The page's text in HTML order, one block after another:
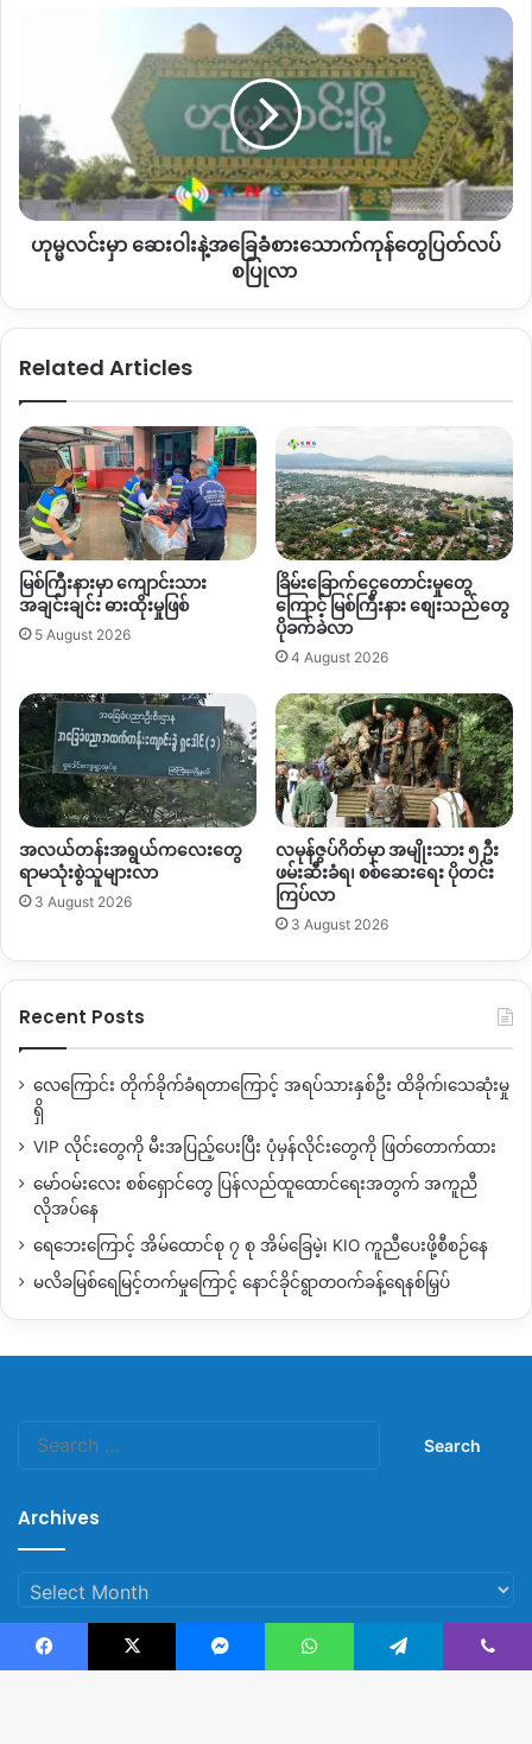
မြစ်ကြီးနားမြို့နေ အမျိုးသားလူငယ်တစ်ဦး
လေကြောင်းလိုင်းတွေ အကုန်ပြန်ပိတ်သွားတော့ အကုန်လုံးက ညီး
နေကြတယ်။ ဘာမှ မလုပ်တတ်သလို ဖြစ်သွားတယ်။ အကုန်လုံး
က လေယာဉ်တစ်မျိုးနဲ့ဘဲ သွားနေတာကို လေယာဉ်ပြန် ပိတ်သွား
တော့ ဘယ်မှမသွားတတ် မလုပ်တတ်နဲ့ အကုန်လုံးက။ ဘယ်လိုပြော
ရမလဲ ဟိုးအောက်ကို ပြန်ရောက်သွားသလို။ လေယာဉ်က ဘယ်
အကုန်လုံးက
တော့ လောလောဆယ် မြစ်ကြီးနားမှာ ဖြစ်နေတာက အကုန်ကြောက်
ပြီး စိုးရိမ်နေတယ်။ မြစ်ကြီးနားမှာ ဘယ်အချိန်တိုက်ပွဲ ဖြစ်မလဲဆိုတဲ့
စိတ်နဲ့ အကုန်လုံးက ကြောက်ပြီး
ကိုးရီးယားသွားဖို့ ပြင်ဆင်နေတဲ့ အမျိုးသမီးတစ်ဦး
“ကားနဲ့ သွားမယ်ဆိုရင် မလုံခြုံဘူးလေ။ လေယာဉ်နဲ့ဘဲ သွားရမှာ ။
အခုကျွန်မတို့ဆို ကိုးရီးယားသွားရတော့မှာ ရန်ကုန်တက်ရတော့မှာ
ကွာ ခုလို လေယာဉ်တွေ ပိတ်သွားတော့ ကျွန်မတို့က ဘယ်လိုမှ လုပ်
လို့မရနေဘူးကွာ။ ဘယ်လိုမှ လုပ်လို့မရတဲ့အတွက် ကားနဲ့ သွားမယ်
ဆိုရင်လည်း မလုံခြုံဘူး အရမ်းခက်ခဲတယ်။ သွားလာရေးလည်း ပို
ခက်လာတယ်။
ပစ္စည်းတွေ ပိုရင်လည်း
အရမ်းကြာတယ်လေ နှစ်ပတ်သုံးပတ်
ကြာတယ်။ အရမ်းမကောင်းဘူး လုံးဝမကောင်းဘူး။ လေယာဉ်
က
အမြန်ဖွင့်ရင်ကောင်းမယ်”
မြစ်ကြီးနားမြို့ခံ လူငယ်တစ်ဦး
“ကျွန်တော်ထင်တာက အဲလောက်အကြာကြီးတော့ သူတို့မပိတ်
လောက်ဘူးလို့ထင်တယ်။
ဘာလို့လဲဆိုတော့ သူတို့လည်း လေယာဉ်
နဲ့ဘဲ သွားလာနေတော့ အဲလောက်ကြာအောင်
ကျွန်တော်က ဒီအတောအတွင်း
လို့ ထင်တယ်။ သူတို့လည်း ခရီးသွားရမယ်ဆိုရင် လေယာဉ်နဲ့
ဘဲ ဖြစ်ဖြစ် သူတို့
မြစ်ကြီးနားမြို့ခံ အမျိုးသမီး လူငယ်တစ်ဦး
“ အခက်အခဲက အရမ်းများတယ်။ တကယ်လို့ ကိုယ်ပြန်ချင်တဲ့
အချိန်
အရေးပေါ် အခြေအနေတွေဆိုရင်
ဖြစ်လာတဲ့အချိန်တွေကြလို့
ရှိရင် ပြန်လို့မရတာပေါ့နော။ ကားလမ်းနဲ့ ပြန်ပြန်မယ်ဆိုရင်
လည်း
ကားလမ်းက
ကြောင့် အခုလောလောဆယ် သွားလာနေတာက လေယာဉ်နဲ့ပေါ့။
လေယာဉ်နဲ့ဆိုရင် မြန်ရောမြန်တယ်၊ လုံလည်းလုံခြုံတယ်။ အခုလို
မျိုး ပိတ်လိုက်တယ်ဆိုရင်က ကျွန်မတို့ ပြည်သူတွေအတွက် အရမ်း
တော့
အဆင်မပြေဘူး။
“လေယာဉ်နဲ့
တော့ ကျွန်တော်တို့
တော့ လေဆိပ် ပိတ်တာဖြစ်ဖြစ် မပိတ်တာဖြစ်ဖြစ် ဘာမှ မပြောင်းလဲ
ဘူး။
ဘာလို့ဆို ကျွန်တော်တို့ အများဆုံး သွားလာတာက
ပြည်ဘက်က သွားလာတယ်။ မန္တလေးလမ်းဘက်က သွားလာတယ်။
မှာ
ဆေးဝါး
နဲ့
အခြေခံ
စားသောက်ကုန်
တွေ
ပြတ်လပ်
ဟုမ္မလင်းမှာ ဆေးဝါးနဲ့အခြေခံစားသောက်ကုန်တွေပြတ်လပ်
စပြုလာ
Related Articles
မြစ်ကြီးနားမှာ ကျောင်းသား
အချင်းချင်း ဓားထိုးမှုဖြစ်
5 August 2026
ခြိမ်းခြောက်ငွေတောင်းမှုတွေ
ကြောင့် မြစ်ကြီးနား စျေးသည်တွေ
ပိုခက်ခဲလာ
4 August 2026
အလယ်တန်းအရွယ်ကလေးတွေ
ရာမသုံးစွဲသူများလာ
3 August 2026
လမုန်ဇွပ်ဂိတ်မှာ အမျိုးသား ၅ ဦး
ဖမ်းဆီးခံရ၊ စစ်ဆေးရေး ပိုတင်း
ကြပ်လာ
3 August 2026
Recent Posts
လေကြောင်း တိုက်ခိုက်ခံရတာကြောင့် အရပ်သားနှစ်ဦး ထိခိုက်၊သေဆုံးမှု
ရှိ
VIP လိုင်းတွေကို မီးအပြည့်ပေးပြီး ပုံမှန်လိုင်းတွေကို ဖြတ်တောက်ထား
မော်ဝမ်းလေး စစ်ရှောင်တွေ ပြန်လည်ထူထောင်ရေးအတွက် အကူညီ
လိုအပ်နေ
ရေဘေးကြောင့် အိမ်ထောင်စု ၇ စု အိမ်ခြေမဲ့၊ KIO ကူညီပေးဖို့စီစဉ်နေ
မလိခမြစ်ရေမြင့်တက်မှုကြောင့် နောင်ခိုင်ရွာတဝက်ခန့်ရေနစ်မြှပ်
Archives
Archives
Facebook X Messenger WhatsApp Telegram Viber